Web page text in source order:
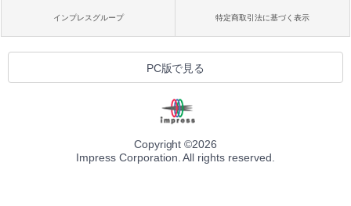
インプレスグループ 特定商取引法に基づく表示
PC版で見る
Copyright ©2026
Impress Corporation. All rights reserved.